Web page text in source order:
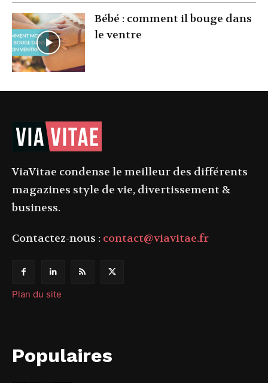
Bébé : comment il bouge dans
le ventre
ViaVitae condense le meilleur des différents
magazines style de vie, divertissement &
business.
Contactez-nous : contact@viavitae.fr
Plan du site
Populaires